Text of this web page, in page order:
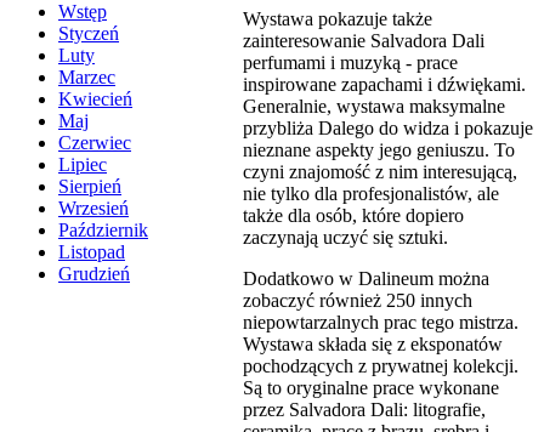
Wstęp
Styczeń
Luty
Marzec
Kwiecień
Maj
Czerwiec
Lipiec
Sierpień
Wrzesień
Październik
Listopad
Grudzień
Wystawa pokazuje także
zainteresowanie Salvadora Dali
perfumami i muzyką - prace
inspirowane zapachami i dźwiękami.
Generalnie, wystawa maksymalne
przybliża Dalego do widza i pokazuje
nieznane aspekty jego geniuszu. To
czyni znajomość z nim interesującą,
nie tylko dla profesjonalistów, ale
także dla osób, które dopiero
zaczynają uczyć się sztuki.
Dodatkowo w Dalineum można
zobaczyć również 250 innych
niepowtarzalnych prac tego mistrza.
Wystawa składa się z eksponatów
pochodzących z prywatnej kolekcji.
Są to oryginalne prace wykonane
przez Salvadora Dali: litografie,